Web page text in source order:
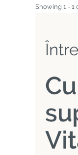
Showing 1 - 1